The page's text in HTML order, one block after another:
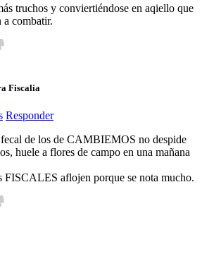
truchos y conviertiéndose en aqiello que
a combatir.
Fiscalía
Responder
de los de CAMBIEMOS no despide
huele a flores de campo en una mañana
FISCALES aflojen porque se nota mucho.